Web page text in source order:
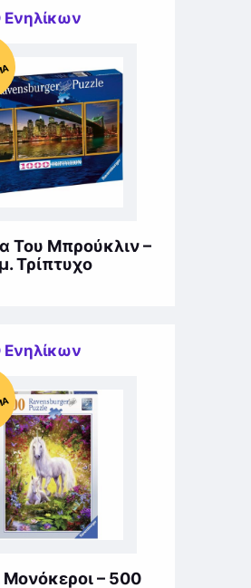
Ενηλίκων
Του Μπρούκλιν –
Τρίπτυχο
Ενηλίκων
Μονόκεροι – 500